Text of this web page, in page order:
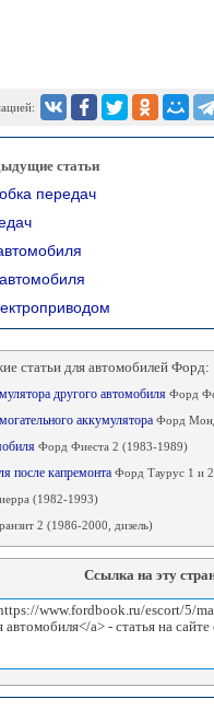
статьи
передач
статьи для автомобилей Форд:
другого автомобиля Форд
аккумулятора Форд
Форд Фиеста 2 (1983-1989)
после капремонта Форд Таурус 1 и
(1982-1993)
2 (1986-2000, дизель)
Ссылка на эту